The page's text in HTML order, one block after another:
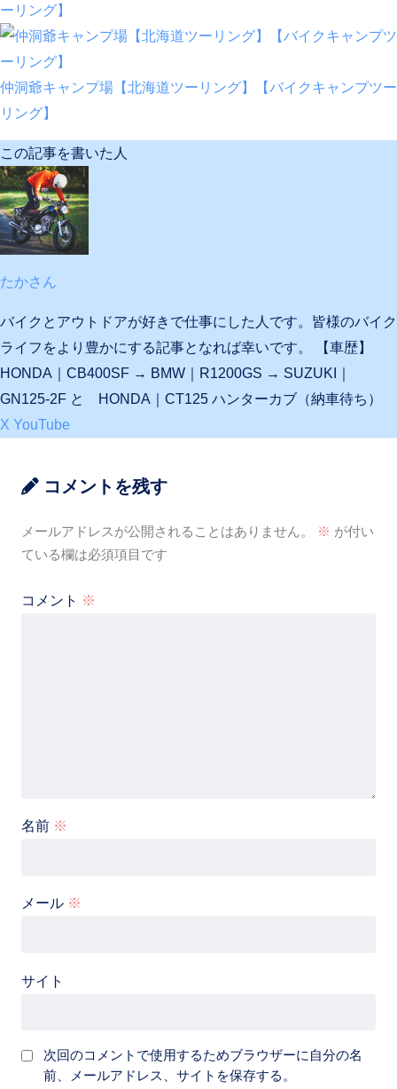
ーリング】
仲洞爺キャンプ場【北海道ツーリング】【バイクキャンプツー
リング】
この記事を書いた人
たかさん
バイクとアウトドアが好きで仕事にした人です。皆様のバイク
ライフをより豊かにする記事となれば幸いです。 【車歴】
HONDA｜CB400SF → BMW｜R1200GS → SUZUKI｜
GN125-2F と HONDA｜CT125 ハンターカブ（納車待ち）
X YouTube
コメントを残す
メールアドレスが公開されることはありません。 ※ が付い
ている欄は必須項目です
コメント ※
名前 ※
メール ※
サイト
次回のコメントで使用するためブラウザーに自分の名
前、メールアドレス、サイトを保存する。